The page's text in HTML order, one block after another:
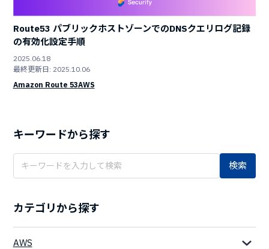
Route53 パブリックホストゾーンでのDNSクエリログ記録
の有効化設定手順
2025.06.18
最終更新日: 2025.10.06
Amazon Route 53AWS
キーワードから探す
検索
カテゴリから探す
AWS